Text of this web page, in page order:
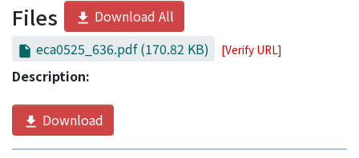
Files
Download All
eca0525_636.pdf(170.82 KB) [Verify URL]
Description:
Download